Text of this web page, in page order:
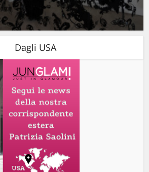
Dagli USA